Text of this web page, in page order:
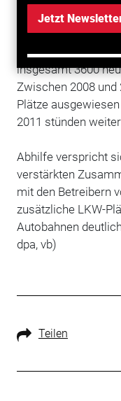
Jetzt
Sonderprogramms
zum Jahr 2014
insgesamt 3600
Zwischen 2008 und
Plätze
2011 stünden
Abhilfe verspricht
verstärkten
mit den Betreibern
zusätzliche LKW-
Autobahnen
dpa, vb)
Teilen